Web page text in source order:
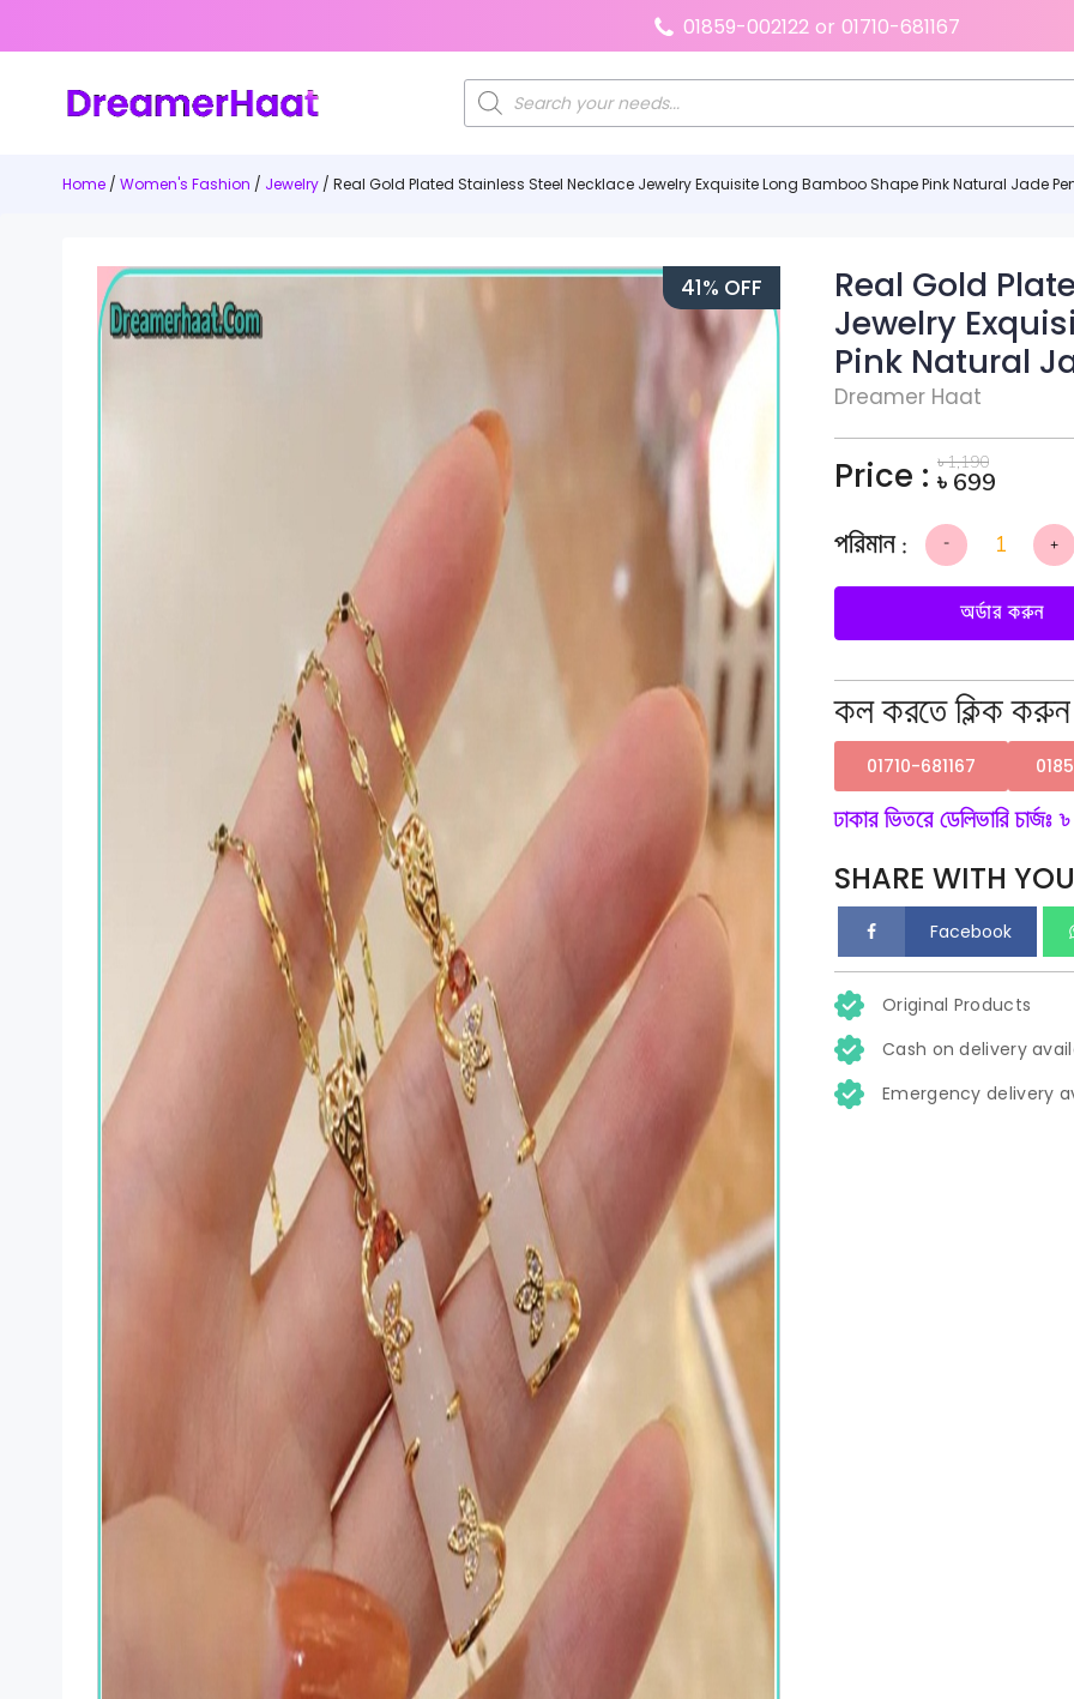
01859-002122 or 01710-681167
Products
search
Home / Women's Fashion / Jewelry / Real Gold Plated Stainless Steel Necklace Jewelry Exquisite Long Bamboo Shape Pink Natural Jade
41% OFF
Real Gold
Jewelry
Pink Natural
Dreamer Haat
Price : ৳1,190
৳ 699
-
Real
Plated
Necklace
Jewelry
Long
Shape
Pink
Jade
Pendant
Necklace
quantity
+
অর্ডার করুন
কল করতে ক্লিক করুন
01710-681167
ঢাকার ভিতরে ডেলিভারি চার্জঃ
SHARE WITH
Facebook
Original Products
Cash on delivery
Emergency delivery